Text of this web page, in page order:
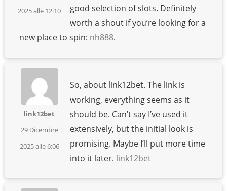
2025 alle 12:10
good selection of slots. Definitely
worth a shout if you’re looking for a
new place to spin: nh888.
link12bet
29 Dicembre
2025 alle 6:06
So, about link12bet. The link is
working, everything seems as it
should be. Can’t say I’ve used it
extensively, but the initial look is
promising. Maybe I’ll put more time
into it later. link12bet